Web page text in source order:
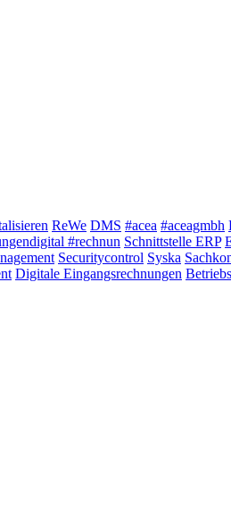
ReWe DMS #acea #aceagmbh
#rechnun Schnittstelle ERP
Securitycontrol Syska
Digitale Eingangsrechnungen